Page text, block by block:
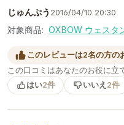
じゅんぷう 2016/04/10 20:30
対象商品: OXBOW ウェスタ
このレビューは2名の方の
この口コミはあなたのお役に立
はい2件 いいえ 2件